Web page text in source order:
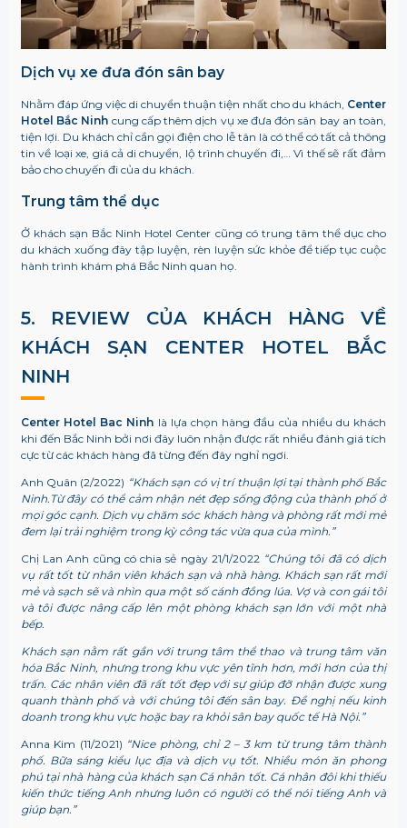
Dịch vụ xe đưa đón sân bay
Nhằm đáp ứng việc di chuyển thuận tiện nhất cho du khách, Center
Hotel Bắc Ninh cung cấp thêm dịch vụ xe đưa đón sân bay an toàn,
tiện lợi. Du khách chỉ cần gọi điện cho lễ tân là có thể có tất cả thông
tin về loại xe, giá cả di chuyển, lộ trình chuyến đi,… Vì thế sẽ rất đảm
bảo cho chuyến đi của du khách.
Trung tâm thể dục
Ở khách sạn Bắc Ninh Hotel Center cũng có trung tâm thể dục cho
du khách xuống đây tập luyện, rèn luyện sức khỏe để tiếp tục cuộc
hành trình khám phá Bắc Ninh quan họ.
5. REVIEW CỦA KHÁCH HÀNG VỀ
KHÁCH SẠN CENTER HOTEL BẮC
NINH
Center Hotel Bac Ninh là lựa chọn hàng đầu của nhiều du khách
khi đến Bắc Ninh bởi nơi đây luôn nhận được rất nhiều đánh giá tích
cực từ các khách hàng đã từng đến đây nghỉ ngơi.
Anh Quân (2/2022) “Khách sạn có vị trí thuận lợi tại thành phố Bắc
Ninh.Từ đây có thể cảm nhận nét đẹp sống động của thành phố ở
mọi góc cạnh. Dịch vụ chăm sóc khách hàng và phòng rất mới mẻ
đem lại trải nghiệm trong kỳ công tác vừa qua của mình.”
Chị Lan Anh cũng có chia sẻ ngày 21/1/2022 “Chúng tôi đã có dịch
vụ rất tốt từ nhân viên khách sạn và nhà hàng. Khách sạn rất mới
mẻ và sạch sẽ và nhìn qua một số cánh đồng lúa. Vợ và con gái tôi
và tôi được nâng cấp lên một phòng khách sạn lớn với một nhà
bếp.
Khách sạn nằm rất gần với trung tâm thể thao và trung tâm văn
hóa Bắc Ninh, nhưng trong khu vực yên tĩnh hơn, mới hơn của thị
trấn. Các nhân viên đã rất tốt đẹp với sự giúp đỡ nhận được xung
quanh thành phố và với chúng tôi đến sân bay. Đề nghị nếu kinh
doanh trong khu vực hoặc bay ra khỏi sân bay quốc tế Hà Nội.”
Anna Kim (11/2021) “Nice phòng, chỉ 2 – 3 km từ trung tâm thành
phố. Bữa sáng kiểu lục địa và dịch vụ tốt. Nhiều món ăn phong
phú tại nhà hàng của khách sạn Cá nhân tốt. Cá nhân đôi khi thiếu
kiến ​​thức tiếng Anh nhưng luôn có người có thể nói tiếng Anh và
giúp bạn.”